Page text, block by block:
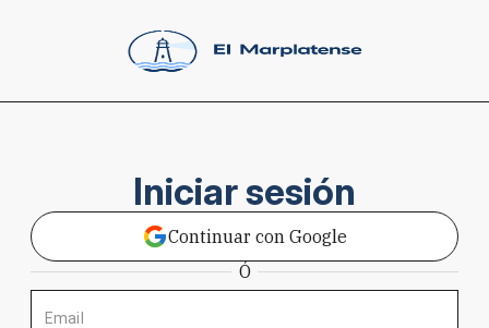
Iniciar sesión
Continuar con Google
Ó
Email